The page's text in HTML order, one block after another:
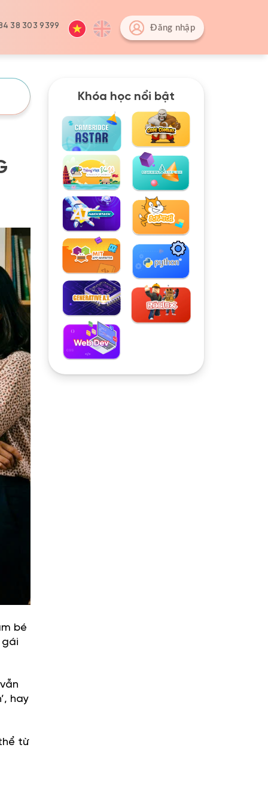
38 303 9399 Đăng nhập
bé
gái
hay
từ
Khóa học nổi bật